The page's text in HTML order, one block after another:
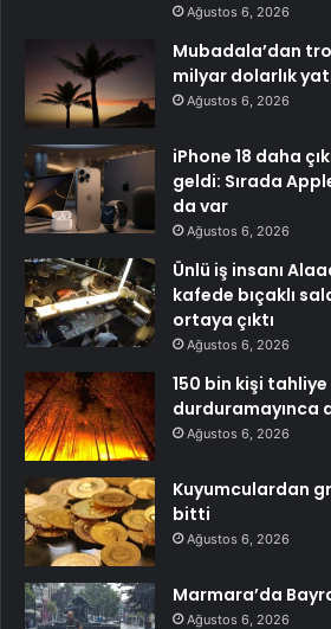
Ağustos 6, 2026
Mubadala’dan
milyar dolarlık
Ağustos 6, 2026
iPhone 18 daha
geldi: Sırada
da var
Ağustos 6, 2026
Ünlü iş insanı
kafede bıçaklı
ortaya çıktı
Ağustos 6, 2026
150 bin kişi tahliye
durduramayınca
Ağustos 6, 2026
Kuyumculardan
bitti
Ağustos 6, 2026
Marmara’da
Ağustos 6, 2026